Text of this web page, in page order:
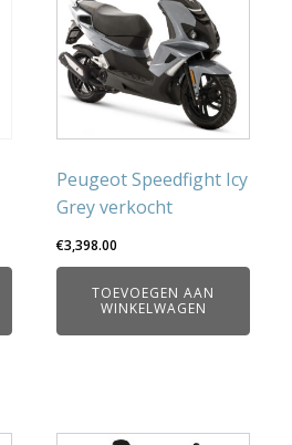
Peugeot Speedfight Icy
Grey verkocht
€3,398.00
TOEVOEGEN AAN
WINKELWAGEN